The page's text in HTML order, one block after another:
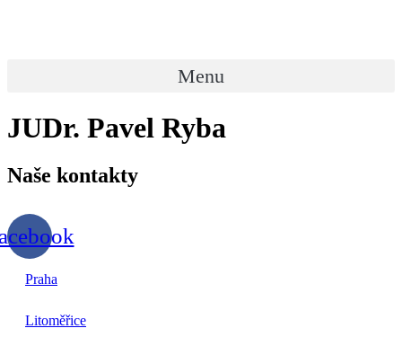
Menu
JUDr. Pavel Ryba
Naše kontakty
Praha
Litoměřice